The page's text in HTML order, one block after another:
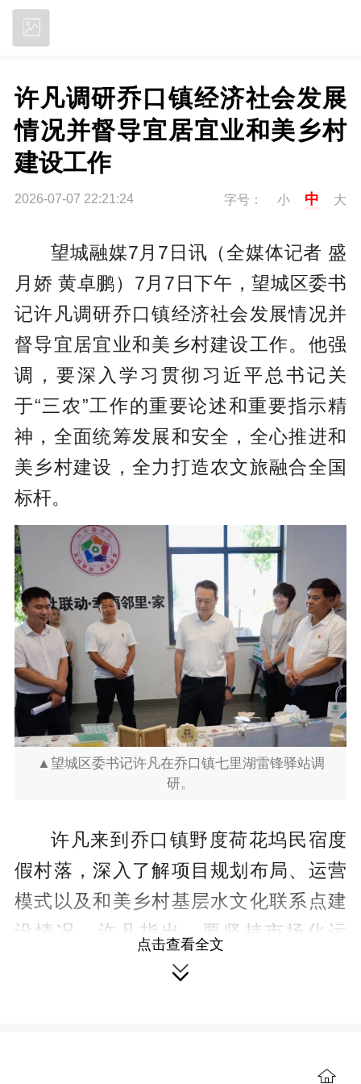
许凡调研乔口镇经济社会发展
情况并督导宜居宜业和美乡村
建设工作
2026-07-07 22:21:24 字号： 小 中 大
望城融媒7月7日讯（全媒体记者 盛
月娇 黄卓鹏）7月7日下午，望城区委书
记许凡调研乔口镇经济社会发展情况并
督导宜居宜业和美乡村建设工作。他强
调，要深入学习贯彻习近平总书记关
于“三农”工作的重要论述和重要指示精
神，全面统筹发展和安全，全心推进和
美乡村建设，全力打造农文旅融合全国
标杆。
▲望城区委书记许凡在乔口镇七里湖雷锋驿站调
研。
许凡来到乔口镇野度荷花坞民宿度
假村落，深入了解项目规划布局、运营
模式以及和美乡村基层水文化联系点建
设情况。许凡指出，要坚持市场化运
作，积极探索新路径，发展新业态，拓
点击查看全文
